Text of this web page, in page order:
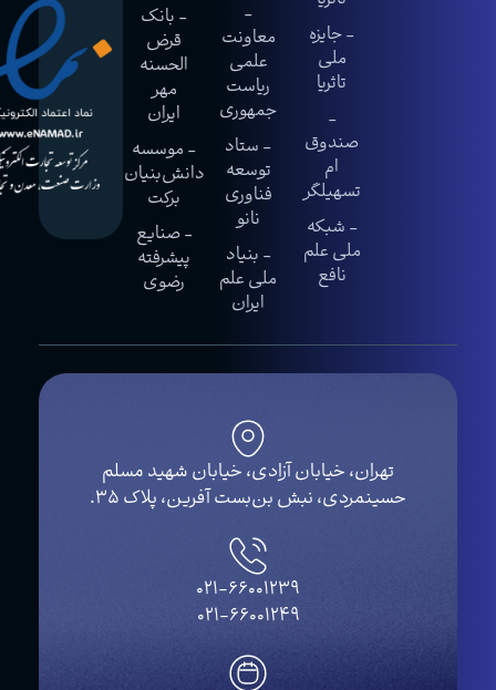
- جایزه
صندوق
تسهیلگر
- شبکه
ملی علم
معاونت
علمی
ریاست
جمهوری
- ستاد
توسعه
فناوری
- بنیاد
ملی علم
- بانک
قرض
الحسنه
- موسسه
دانش‌بنیان
- صنایع
پیشرفته
رضوی
تهران، خیابان آزادی، خیابان شهید مسلم
حسینمردی، نبش بن‌بست آفرین، پلاک ۳۵.
021-66001239
021-66001249